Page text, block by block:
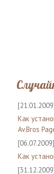
Как
Av.Bros
[06.07.2009]
Как